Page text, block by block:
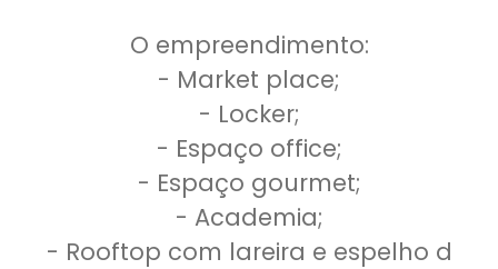
O empreendimento:
- Market place;
- Locker;
- Espaço office;
- Espaço gourmet;
- Academia;
- Rooftop com lareira e espelho d